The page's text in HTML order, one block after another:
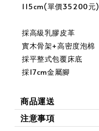
115cm(單價35200元)
採高級乳膠皮革
實木骨架+高密度泡棉
採平整式包覆床底
採17cm金屬腳
商品運送
注意事項